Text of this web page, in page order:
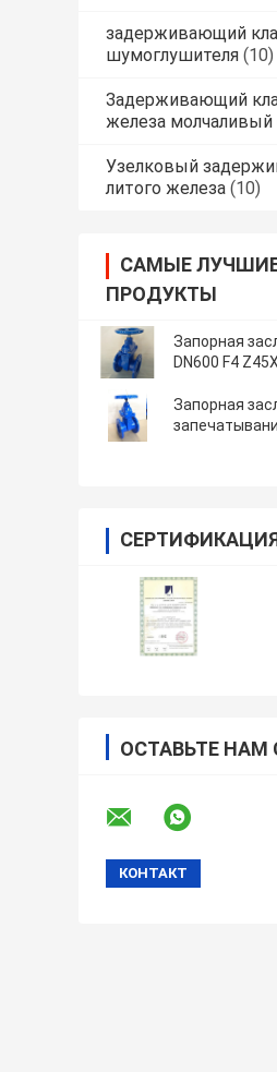
задерживающий
шумоглушителя (10)
Задерживающий
железа молчаливый
Узелковый
литого железа (10)
САМЫЕ
ПРОДУКТЫ
Запорная
DN600 F4
Запорная
ОСТАВЬТЕ